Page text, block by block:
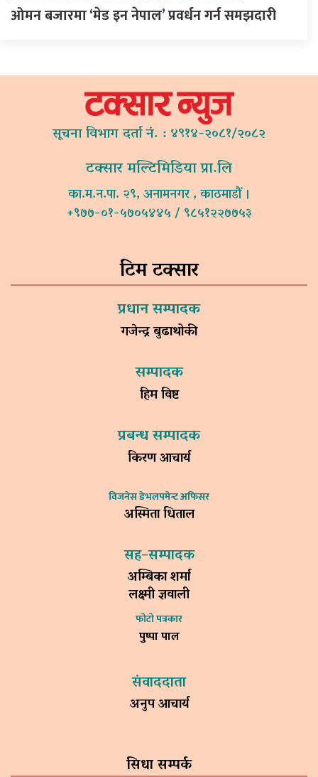
ओमन बजारमा ‘मेड इन नेपाल’ प्रवर्धन गर्न समझदारी
सूचना विभाग दर्ता नं. : ४९१४-२०८१/२०८२
टक्सार मल्टिमिडिया प्रा.लि
का.म.न.पा. २९, अनामनगर , काठमाडौं ।
+९७७-०१-५७०५४४५ / ९८५१२२७७५३
टिम टक्सार
प्रधान सम्पादक
गजेन्द्र बुढाथोकी
सम्पादक
हिम विष्ट
प्रबन्ध सम्पादक
किरण आचार्य
विजनेस डेभलपमेन्ट अफिसर
अस्मिता धिताल
सह–सम्पादक
अम्बिका शर्मा
लक्ष्मी ज्ञवाली
फोटो पत्रकार
पुष्पा पाल
संवाददाता
अनुप आचार्य
सिधा सम्पर्क